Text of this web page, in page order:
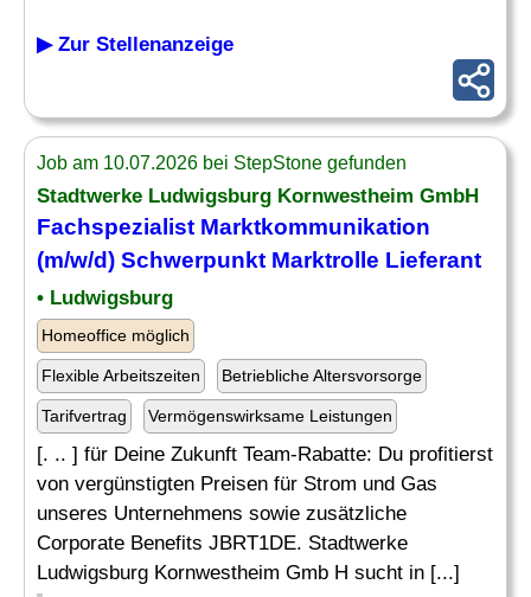
▶ Zur Stellenanzeige
Job am 10.07.2026 bei StepStone gefunden
Stadtwerke Ludwigsburg Kornwestheim GmbH
Fachspezialist Marktkommunikation
(m/w/d) Schwerpunkt Marktrolle Lieferant
• Ludwigsburg
Homeoffice möglich
Flexible Arbeitszeiten Betriebliche Altersvorsorge
Tarifvertrag Vermögenswirksame Leistungen
[. .. ] für Deine Zukunft Team-Rabatte: Du profitierst
von vergünstigten Preisen für Strom und Gas
unseres Unternehmens sowie zusätzliche
Corporate Benefits JBRT1DE. Stadtwerke
Ludwigsburg Kornwestheim Gmb H sucht in [...]